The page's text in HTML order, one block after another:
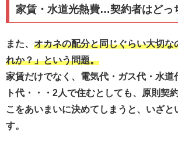
家賃・水道光熱費…契約者はどっ
また、 オカネの配分と同じぐらい大切な
れか？」という問題。
家賃だけでなく、電気代・ガス代・水道
ト代・・・2人で住むとしても、原則契
こをあいまいに決めてしまうと、いざと
す。